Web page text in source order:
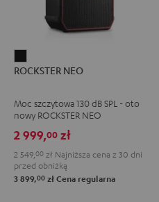
NEO
ROCKSTER NEO
Moc szczytowa 130 dB SPL - oto
nowy ROCKSTER NEO
2 999,00 zł
2 549,00 zł Najniższa cena z 30 dni
przed obniżką
3 899,00 zł Cena regularna